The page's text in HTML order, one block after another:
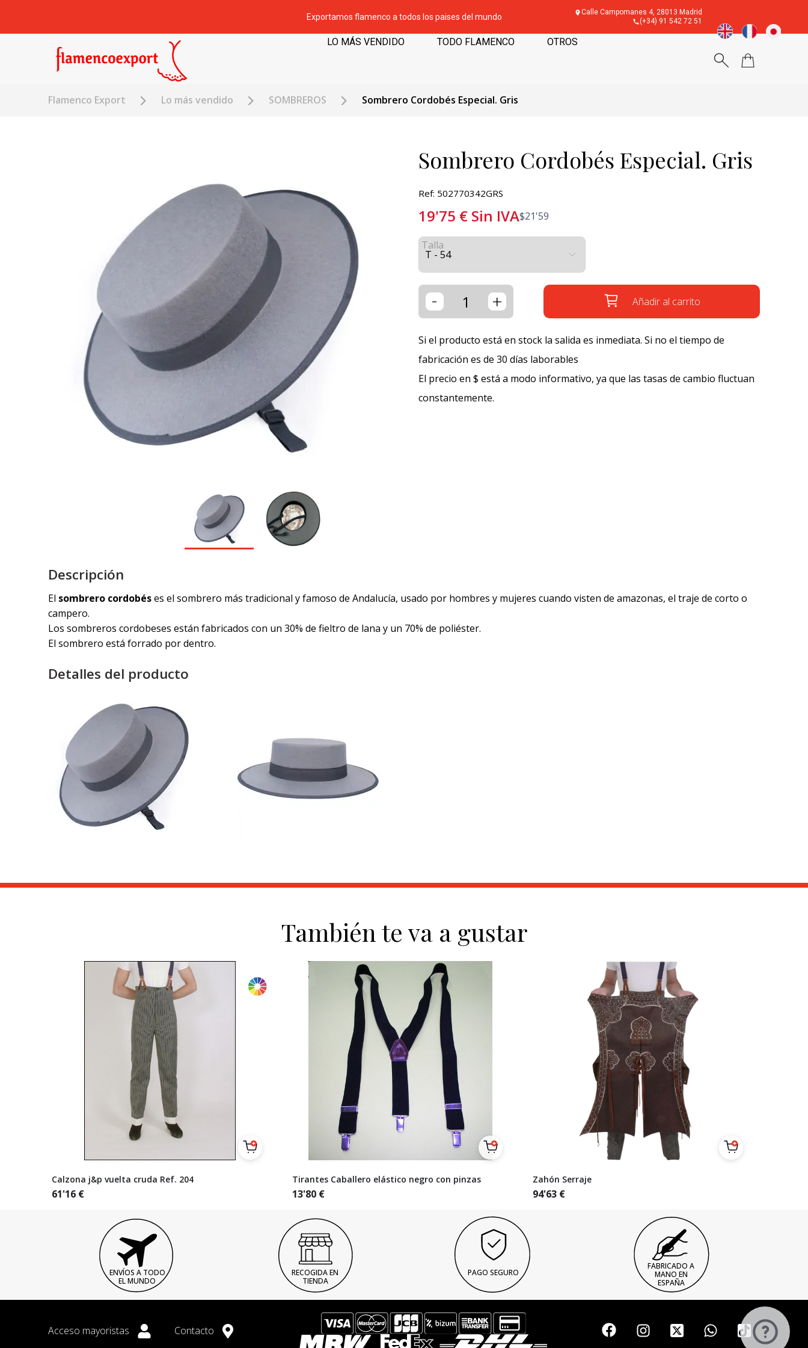
Exportamos flamenco a todos los paises del mundo
Calle Campomanes 4, 28013 Madrid
(+34) 91 542 72 51
LO MÁS VENDIDO TODO FLAMENCO OTROS
Flamenco Export Lo más vendido SOMBREROS Sombrero Cordobés Especial. Gris
Sombrero Cordobés Especial. Gris
Ref: 502770342GRS
19'75 € Sin IVA$21'59
Talla
- + Añadir al carrito
Si el producto está en stock la salida es inmediata. Si no el tiempo de
fabricación es de 30 días laborables
El precio en $ está a modo informativo, ya que las tasas de cambio fluctuan
constantemente.
Descripción
El sombrero cordobéses el sombrero más tradicional y famoso de Andalucía, usado por hombres y mujeres cuando visten de amazonas, el traje de corto o
campero.
Los sombreros cordobeses están fabricados con un 30% de fieltro de lana y un 70% de poliéster.
El sombrero está forrado por dentro.
Detalles del producto
También te va a gustar
Calzona j&p vuelta cruda Ref. 204
61'16 €
Tirantes Caballero elástico negro con pinzas
13'80 €
Zahón Serraje
94'63 €
ENVÍOS A TODO
EL MUNDO
RECOGIDA EN
TIENDA
PAGO SEGURO
FABRICADO A
MANO EN
ESPAÑA
Acceso mayoristas Contacto